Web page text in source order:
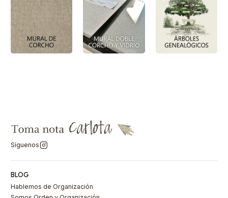
Síguenos
BLOG
Hablemos de Organización